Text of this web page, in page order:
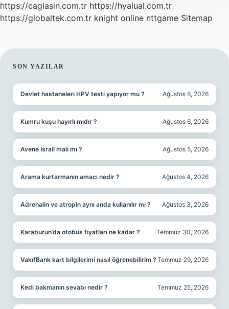
https://caglasin.com.tr https://hyalual.com.tr
https://globaltek.com.tr knight online nttgame Sitemap
SIDEBAR
SON YAZILAR
Devlet hastaneleri HPV testi yapıyor mu ? Ağustos 6, 2026
Kumru kuşu hayırlı mıdır ? Ağustos 6, 2026
Avene İsrail malı mı ? Ağustos 5, 2026
Arama kurtarmanın amacı nedir ? Ağustos 4, 2026
Adrenalin ve atropin aynı anda kullanılır mı ? Ağustos 3, 2026
Karaburun’da otobüs fiyatları ne kadar ? Temmuz 30, 2026
VakıfBank kart bilgilerimi nasıl öğrenebilirim ? Temmuz 29, 2026
Kedi bakmanın sevabı nedir ? Temmuz 25, 2026